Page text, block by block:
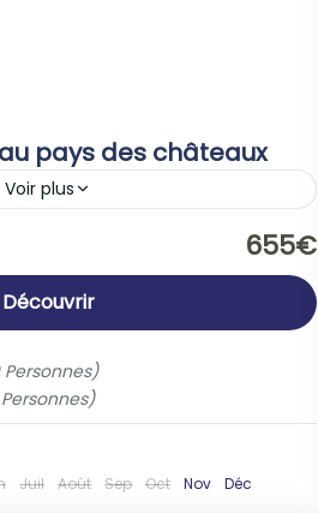
pays des châteaux
Voir plus
655€
Découvrir
Personnes)
Juil Août Sep Oct Nov Déc